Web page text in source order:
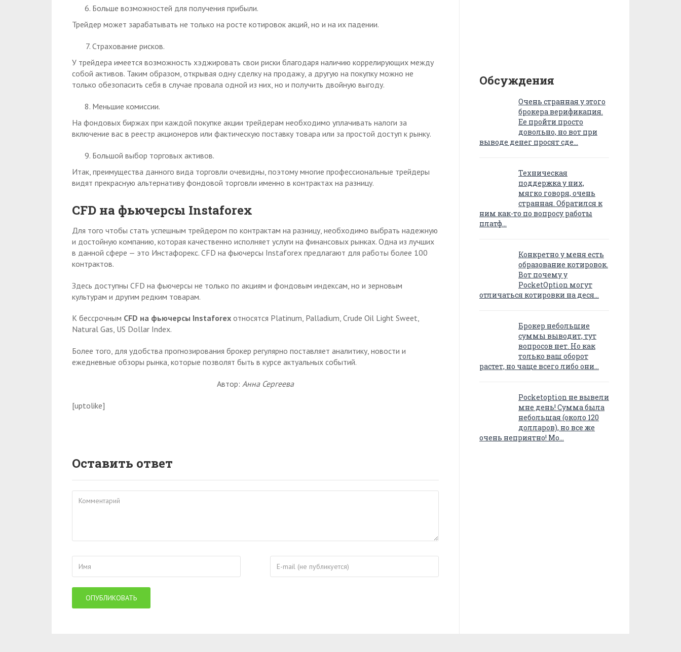
Больше возможностей для получения прибыли.
Трейдер может зарабатывать не только на росте котировок акций, но и на их падении.
Страхование рисков.
У трейдера имеется возможность хэджировать свои риски благодаря наличию коррелирующих между
собой активов. Таким образом, открывая одну сделку на продажу, а другую на покупку можно не
только обезопасить себя в случае провала одной из них, но и получить двойную выгоду.
Меньшие комиссии.
На фондовых биржах при каждой покупке акции трейдерам необходимо уплачивать налоги за
включение вас в реестр акционеров или фактическую поставку товара или за простой доступ к рынку.
Большой выбор торговых активов.
Итак, преимущества данного вида торговли очевидны, поэтому многие профессиональные трейдеры
видят прекрасную альтернативу фондовой торговли именно в контрактах на разницу.
CFD на фьючерсы Instaforex
Для того чтобы стать успешным трейдером по контрактам на разницу, необходимо выбрать надежную
и достойную компанию, которая качественно исполняет услуги на финансовых рынках. Одна из лучших
в данной сфере — это Инстафорекс. CFD на фьючерсы Instaforex предлагают для работы более 100
контрактов.
Здесь доступны CFD на фьючерсы не только по акциям и фондовым индексам, но и зерновым
культурам и другим редким товарам.
К бессрочным CFD на фьючерсы Instaforex относятся Platinum, Palladium, Crude Oil Light Sweet,
Natural Gas, US Dollar Index.
Более того, для удобства прогнозирования брокер регулярно поставляет аналитику, новости и
ежедневные обзоры рынка, которые позволят быть в курсе актуальных событий.
Автор: Анна Сергеева
[uptolike]
Оставить ответ
Обсуждения
Очень странная у этого
брокера верификация.
Ее пройти просто
довольно, но вот при
выводе денег просят сде…
Техническая
поддержка у них,
мягко говоря, очень
странная. Обратился к
ним как-то по вопросу работы
платф…
Конкретно у меня есть
образование котировок.
Вот почему у
PocketOption могут
отличаться котировки на деся…
Брокер небольшие
суммы выводит, тут
вопросов нет. Но как
только ваш оборот
растет, но чаще всего либо они…
Pocketoption не вывели
мне день! Сумма была
небольшая (около 120
долларов), но все же
очень неприятно! Мо…